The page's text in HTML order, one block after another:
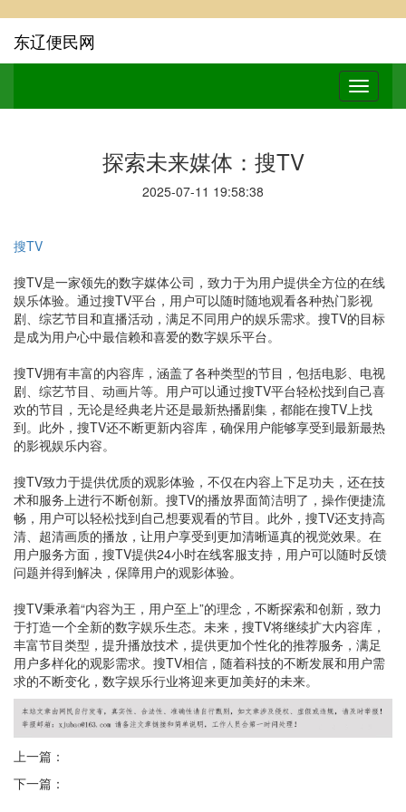
东辽便民网
探索未来媒体：搜TV
2025-07-11 19:58:38
搜TV
搜TV是一家领先的数字媒体公司，致力于为用户提供全方位的在线
娱乐体验。通过搜TV平台，用户可以随时随地观看各种热门影视
剧、综艺节目和直播活动，满足不同用户的娱乐需求。搜TV的目标
是成为用户心中最信赖和喜爱的数字娱乐平台。
搜TV拥有丰富的内容库，涵盖了各种类型的节目，包括电影、电视
剧、综艺节目、动画片等。用户可以通过搜TV平台轻松找到自己喜
欢的节目，无论是经典老片还是最新热播剧集，都能在搜TV上找
到。此外，搜TV还不断更新内容库，确保用户能够享受到最新最热
的影视娱乐内容。
搜TV致力于提供优质的观影体验，不仅在内容上下足功夫，还在技
术和服务上进行不断创新。搜TV的播放界面简洁明了，操作便捷流
畅，用户可以轻松找到自己想要观看的节目。此外，搜TV还支持高
清、超清画质的播放，让用户享受到更加清晰逼真的视觉效果。在
用户服务方面，搜TV提供24小时在线客服支持，用户可以随时反馈
问题并得到解决，保障用户的观影体验。
搜TV秉承着“内容为王，用户至上”的理念，不断探索和创新，致力
于打造一个全新的数字娱乐生态。未来，搜TV将继续扩大内容库，
丰富节目类型，提升播放技术，提供更加个性化的推荐服务，满足
用户多样化的观影需求。搜TV相信，随着科技的不断发展和用户需
求的不断变化，数字娱乐行业将迎来更加美好的未来。
上一篇：
下一篇：